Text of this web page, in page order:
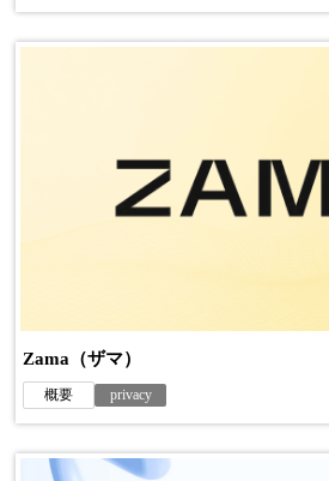
Zama（ザマ）
概要 privacy